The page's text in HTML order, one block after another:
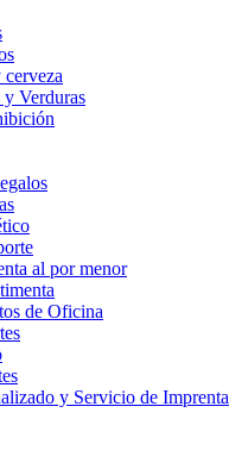
y Verduras
al por menor
de Oficina
y Servicio de Imprenta